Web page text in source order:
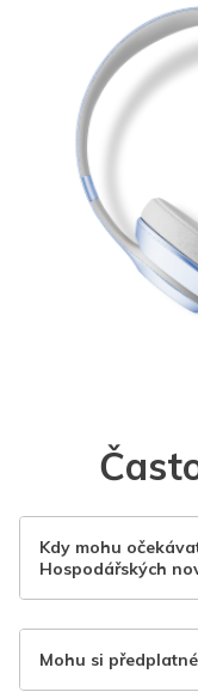
Kdy mohu
Hospodářských
Mohu si